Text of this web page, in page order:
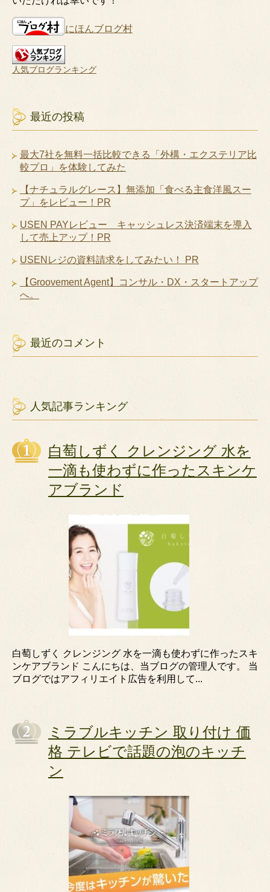
にほんブログ村
人気ブログランキング
最近の投稿
最大7社を無料一括比較できる「外構・エクステリア比
較プロ」を体験してみた
【ナチュラルグレース】無添加「食べる主食洋風スー
プ」をレビュー！PR
USEN PAYレビュー キャッシュレス決済端末を導入
して売上アップ！PR
USENレジの資料請求をしてみたい！ PR
【Groovement Agent】コンサル・DX・スタートアップ
へ。
最近のコメント
人気記事ランキング
白萄しずく クレンジング 水を
一滴も使わずに作ったスキンケ
アブランド
白萄しずく クレンジング 水を一滴も使わずに作ったスキ
ンケアブランド こんにちは、当ブログの管理人です。 当
ブログではアフィリエイト広告を利用して...
ミラブルキッチン 取り付け 価
格 テレビで話題の泡のキッチ
ン